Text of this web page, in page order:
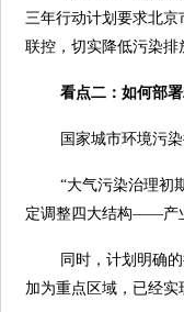
三年行动计划要求北京
联控，切实降低污染排
看点二：如何部
国家城市环境污
“大气污染治理初
定调整四大结构——产
同时，计划明确
加为重点区域，已经